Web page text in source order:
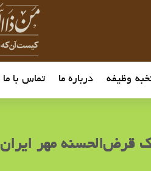
وظیفه درباره ما تماس با ما
قرض‌الحسنه مهر ایران